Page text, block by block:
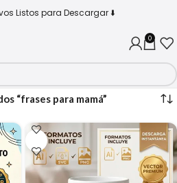
Listos para Descargar ⬇️
0
“frases para mamá”